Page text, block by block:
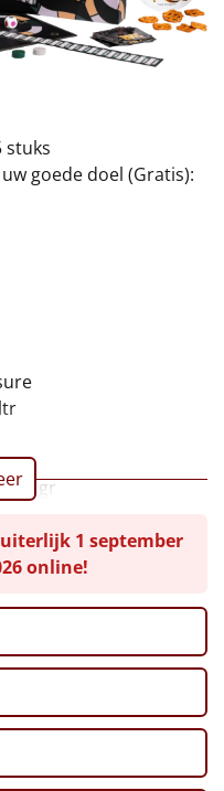
stuks
goede doel (Gratis):
gr
39 x 29 x 17,5
1 september
online!